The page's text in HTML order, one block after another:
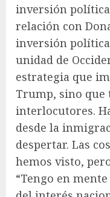
inversión
relación con
inversión
unidad de
estrategia que
Trump, sino que
interlocutores.
desde la
despertar. Las
hemos visto,
“Tengo en